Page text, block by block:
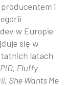
producentem i
w Europie
się w
latach
PID, Fluffy
She Wants Me